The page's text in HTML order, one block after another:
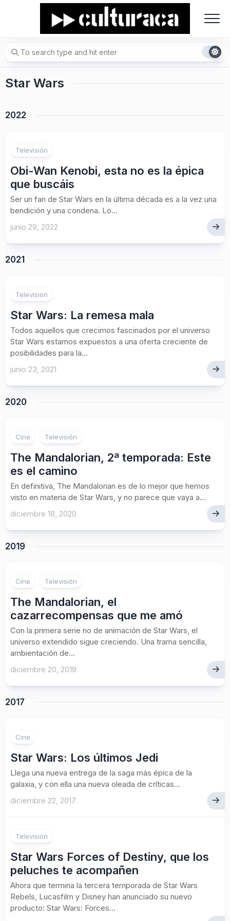
Star Wars
2022
Televisión
Obi-Wan Kenobi, esta no es la épica
que buscáis
Ser un fan de Star Wars en la última década es a la vez una
bendición y una condena. Lo...
junio 29, 2022
2021
Televisión
Star Wars: La remesa mala
Todos aquellos que crecimos fascinados por el universo
Star Wars estamos expuestos a una oferta creciente de
posibilidades para la...
junio 23, 2021
2020
Cine Televisión
The Mandalorian, 2ª temporada: Este
es el camino
En definitiva, The Mandalorian es de lo mejor que hemos
visto en materia de Star Wars, y no parece que vaya a...
diciembre 18, 2020
2019
Cine Televisión
The Mandalorian, el
cazarrecompensas que me amó
Con la primera serie no de animación de Star Wars, el
universo extendido sigue creciendo. Una trama sencilla,
ambientación de...
diciembre 20, 2019
2017
Cine
Star Wars: Los últimos Jedi
Llega una nueva entrega de la saga más épica de la
galaxia, y con ella una nueva oleada de críticas...
diciembre 22, 2017
Televisión
Star Wars Forces of Destiny, que los
peluches te acompañen
Ahora que termina la tercera temporada de Star Wars
Rebels, Lucasfilm y Disney han anunciado su nuevo
producto: Star Wars: Forces...